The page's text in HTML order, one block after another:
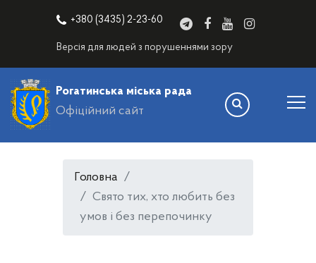
+380 (3435) 2-23-60
Версія для людей з порушеннями зору
Рогатинська міська рада
Офіційний сайт
Головна
Свято тих, хто любить без
умов і без перепочинку